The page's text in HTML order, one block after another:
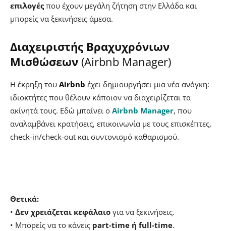
επιλογέςπου έχουν μεγάλη ζήτηση στην Ελλάδα και
μπορείς να ξεκινήσεις άμεσα.
Διαχειριστής Βραχυχρόνιων
Μισθώσεων (Airbnb Manager)
Η έκρηξη του Airbnb έχει δημιουργήσει μια νέα ανάγκη:
ιδιοκτήτες που θέλουν κάποιον να διαχειρίζεται τα
ακίνητά τους. Εδώ μπαίνει ο Airbnb Manager, που
αναλαμβάνει κρατήσεις, επικοινωνία με τους επισκέπτες,
check-in/check-out και συντονισμό καθαρισμού.
Θετικά:
• Δεν χρειάζεται κεφάλαιο για να ξεκινήσεις.
• Μπορείς να το κάνεις part-time ή full-time.